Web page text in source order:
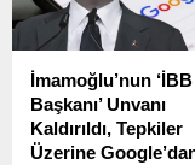
karşı hukuki yollara
başvurulduğunu
İmamoğlu’nun ‘İBB
Başkanı’ Unvanı
Kaldırıldı, Tepkiler
Üzerine